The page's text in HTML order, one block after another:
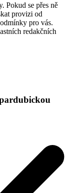
Pokud se přes ně
provizi od
pro vás.
redakčních